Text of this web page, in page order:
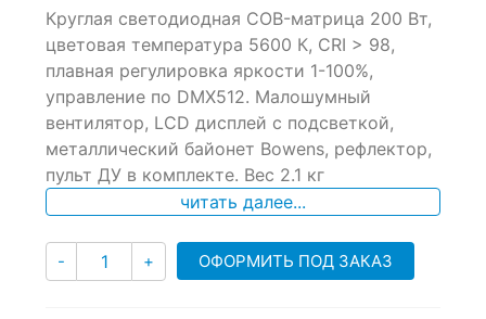
out
based
on
customer
ratings
Круглая светодиодная COB-матрица 200 Вт,
цветовая температура 5600 К, CRI > 98,
плавная регулировка яркости 1-100%,
управление по DMX512. Малошумный
вентилятор, LCD дисплей с подсветкой,
металлический байонет Bowens, рефлектор,
пульт ДУ в комплекте. Вес 2.1 кг
читать далее...
- Количество
+ ОФОРМИТЬ ПОД ЗАКАЗ